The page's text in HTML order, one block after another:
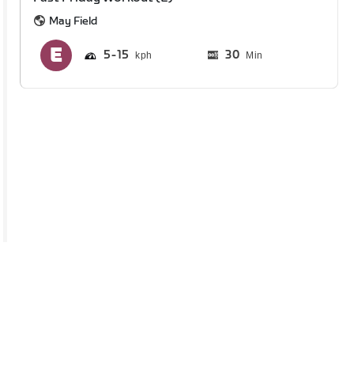
May Field
5 15 30 Min